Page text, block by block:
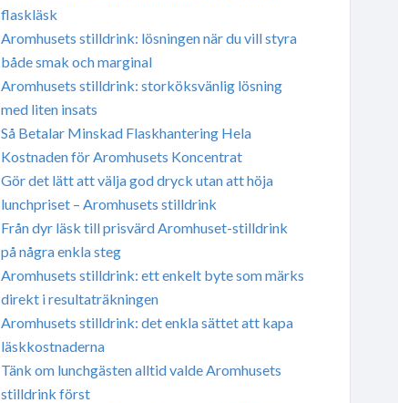
flaskläsk
Aromhusets stilldrink: lösningen när du vill styra
både smak och marginal
Aromhusets stilldrink: storköksvänlig lösning
med liten insats
Så Betalar Minskad Flaskhantering Hela
Kostnaden för Aromhusets Koncentrat
Gör det lätt att välja god dryck utan att höja
lunchpriset – Aromhusets stilldrink
Från dyr läsk till prisvärd Aromhuset-stilldrink
på några enkla steg
Aromhusets stilldrink: ett enkelt byte som märks
direkt i resultaträkningen
Aromhusets stilldrink: det enkla sättet att kapa
läskkostnaderna
Tänk om lunchgästen alltid valde Aromhusets
stilldrink först